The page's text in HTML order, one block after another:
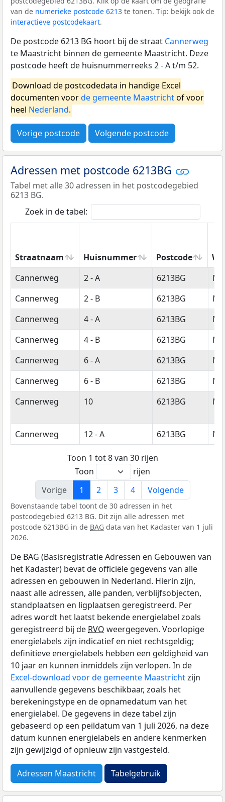
van de numerieke postcode 6213 te tonen. Tip: bekijk ook de
interactieve postcodekaart.
De postcode 6213 BG hoort bij de straat Cannerweg
te Maastricht binnen de gemeente Maastricht. Deze
postcode heeft de huisnummerreeks 2 - A t/m 52.
Download de postcodedata in handige Excel
documenten voorde gemeente Maastrichtof voor
heel Nederland.
Vorige postcode Volgende postcode
Adressen met postcode 6213BG
Tabel met alle 30 adressen in het postcodegebied
6213 BG.
Zoek in de tabel:
Straatnaam Huisnummer Postcode
Straatnaam
Huisnummer Postcode
Cannerweg 2 - A 6213BG
Cannerweg
2 - B 6213BG
Cannerweg
4 - A 6213BG
Cannerweg
4 - B 6213BG
Cannerweg
6 - A 6213BG
Cannerweg
6 - B 6213BG
Cannerweg
10 6213BG
Cannerweg 12 - A 6213BG
Toon 1 tot 8 van 30 rijen
Toon
rijen
Vorige
1 2 3 4 Volgende
Bovenstaande tabel toont de 30 adressen in het
postcodegebied 6213 BG. Dit zijn alle adressen met
postcode 6213BG in de BAG data van het Kadaster van 1 juli
2026.
De BAG (Basisregistratie Adressen en Gebouwen van
het Kadaster) bevat de officiële gegevens van alle
adressen en gebouwen in Nederland. Hierin zijn,
naast alle adressen, alle panden, verblijfsobjecten,
standplaatsen en ligplaatsen geregistreerd. Per
adres wordt het laatst bekende energielabel zoals
geregistreerd bij de RVO weergegeven. Voorlopige
energielabels zijn indicatief en niet rechtsgeldig;
definitieve energielabels hebben een geldigheid van
10 jaar en kunnen inmiddels zijn verlopen. In de
Excel-download voor de gemeente Maastrichtzijn
aanvullende gegevens beschikbaar, zoals het
berekeningstype en de opnamedatum van het
energielabel. De gegevens in deze tabel zijn
gebaseerd op een peildatum van 1 juli 2026, na deze
datum kunnen energielabels en andere kenmerken
zijn gewijzigd of opnieuw zijn vastgesteld.
Adressen Maastricht Tabelgebruik